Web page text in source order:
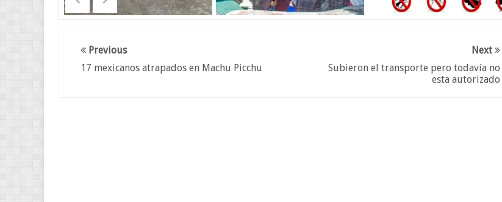
Next
Subieron el transporte pero todavía no
esta autorizado
Previous
17 mexicanos atrapados en Machu Picchu